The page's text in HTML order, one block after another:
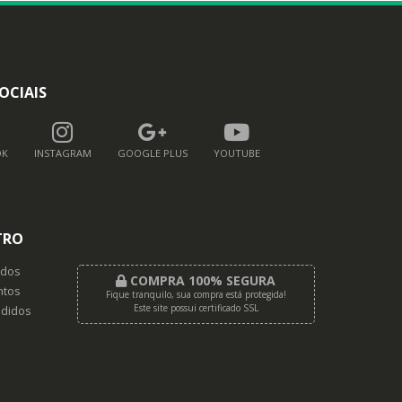
INSTAGRAM GOOGLE PLUS YOUTUBE
COMPRA 100% SEGURA
Fique tranquilo, sua compra está protegida!
Este site possui certificado SSL